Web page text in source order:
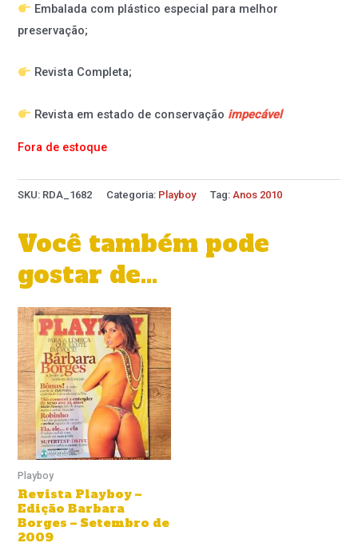
Embalada com plástico especial para melhor
preservação;
Revista Completa;
Revista em estado de conservação impecável
Fora de estoque
SKU: RDA_1682 Categoria: Playboy Tag: Anos 2010
Você também pode
gostar de…
Playboy
Revista Playboy –
Edição Barbara
Borges – Setembro de
2009